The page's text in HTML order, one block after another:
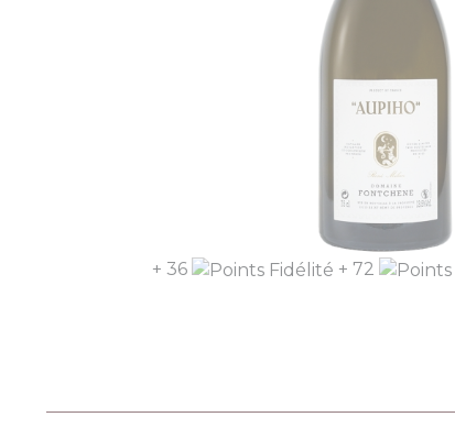
+ 36 + 72